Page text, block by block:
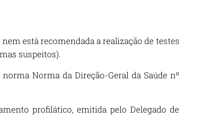
está recomendada a realização de testes
suspeitos).
Norma da Direção-Geral da Saúde nº
profilático, emitida pelo Delegado de